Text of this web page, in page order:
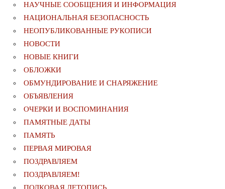
НАУЧНЫЕ СООБЩЕНИЯ И ИНФОРМАЦИЯ
НАЦИОНАЛЬНАЯ БЕЗОПАСНОСТЬ
НЕОПУБЛИКОВАННЫЕ РУКОПИСИ
НОВОСТИ
НОВЫЕ КНИГИ
ОБЛОЖКИ
ОБМУНДИРОВАНИЕ И СНАРЯЖЕНИЕ
ОБЪЯВЛЕНИЯ
ОЧЕРКИ И ВОСПОМИНАНИЯ
ПАМЯТНЫЕ ДАТЫ
ПАМЯТЬ
ПЕРВАЯ МИРОВАЯ
ПОЗДРАВЛЯЕМ
ПОЗДРАВЛЯЕМ!